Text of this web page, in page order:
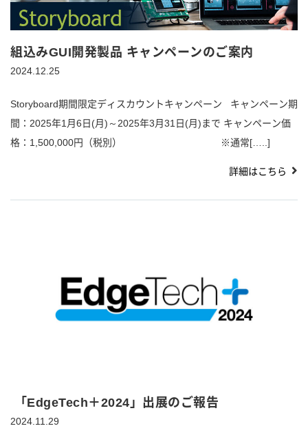
組込みGUI開発製品 キャンペーンのご案内
2024.12.25
Storyboard期間限定ディスカウントキャンペーン キャンペーン期
間：2025年1月6日(月)～2025年3月31日(月)まで キャンペーン価
格：1,500,000円（税別） ※通常[…..]
詳細はこちら
「EdgeTech＋2024」出展のご報告
2024.11.29